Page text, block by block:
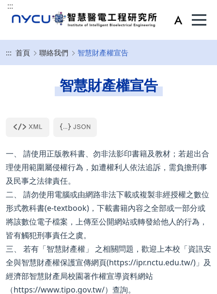
:::
::: 首頁 聯絡我們 智慧財產權宣告
智慧財產權宣告
一、 請使用正版教科書、勿非法影印書籍及教材；若超出合
理使用範圍屬侵權行為，如遭權利人依法追訴，需負擔刑事
及民事之法律責任。
二、 請勿使用電腦或由網路非法下載或複製非經授權之數位
形式教科書(e-textbook)，下載書籍內容之全部或一部分或
將該數位電子檔案，上傳至公開網站或轉發給他人的行為，
皆有觸犯刑事責任之虞。
三、 若有「智慧財產權」 之相關問題，歡迎上本校「資訊安
全與智慧財產權保護宣傳網頁(https://ipr.nctu.edu.tw/)」及
經濟部智慧財產局校園著作權宣導資料網站
（https://www.tipo.gov.tw/）查詢。